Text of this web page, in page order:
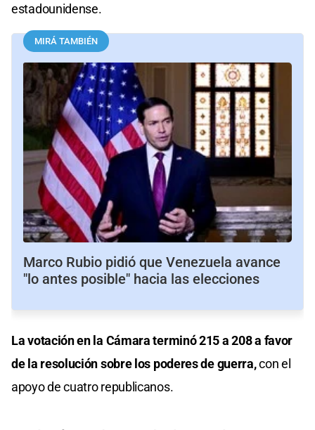
estadounidense.
MIRÁ TAMBIÉN
Marco Rubio pidió que Venezuela avance
"lo antes posible" hacia las elecciones
La votación en la Cámara terminó 215 a 208 a favor
de la resolución sobre los poderes de guerra,con el
apoyo de cuatro republicanos.